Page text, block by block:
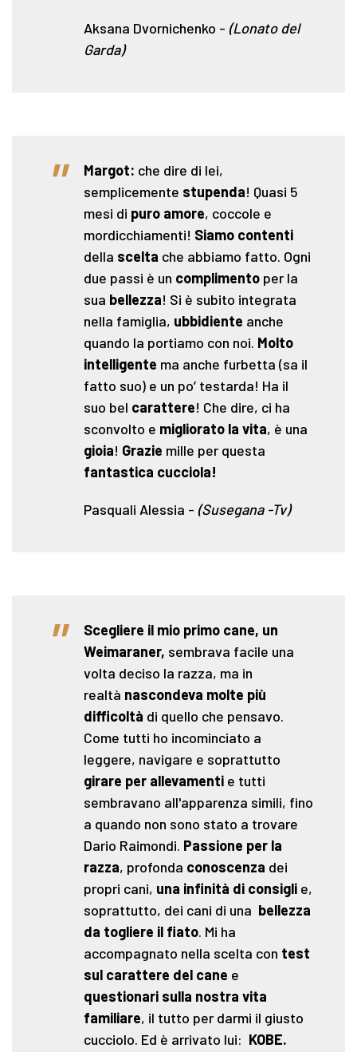
Aksana Dvornichenko - (Lonato del
Garda)
" Margot: che dire di lei,
semplicemente stupenda! Quasi 5
mesi di puro amore, coccole e
mordicchiamenti! Siamo contenti
della scelta che abbiamo fatto. Ogni
due passi è un complimento per la
sua bellezza! Si è subito integrata
nella famiglia, ubbidiente anche
quando la portiamo con noi. Molto
intelligente ma anche furbetta (sa il
fatto suo) e un po’ testarda! Ha il
suo bel carattere! Che dire, ci ha
sconvolto e migliorato la vita, è una
gioia! Grazie mille per questa
fantastica cucciola!
Pasquali Alessia - (Susegana -Tv)
"
Scegliere il mio primo cane, un
Weimaraner, sembrava facile una
volta deciso la razza, ma in
realtà nascondeva molte più
difficoltà di quello che pensavo.
Come tutti ho incominciato a
leggere, navigare e soprattutto
girare per allevamenti e tutti
sembravano all'apparenza simili, fino
a quando non sono stato a trovare
Dario Raimondi. Passione per la
razza, profonda conoscenza dei
propri cani, una infinità di consigli e,
soprattutto, dei cani di una bellezza
da togliere il fiato. Mi ha
accompagnato nella scelta con test
sul carattere del cane e
questionari sulla nostra vita
familiare, il tutto per darmi il giusto
cucciolo. Ed è arrivato lui: KOBE.